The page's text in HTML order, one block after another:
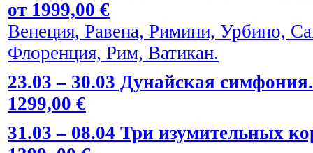
от 1999,00 €
Венеция, Равена, Римини, Урбино,
Флоренция, Рим, Ватикан.
23.03 – 30.03 Дунайская
1299,00 €
31.03 – 08.04 Три изумительных